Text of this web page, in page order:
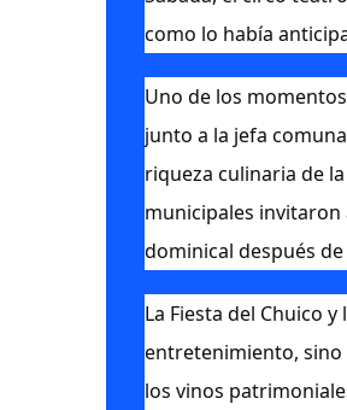
como lo había
Uno de los
junto a la jefa
riqueza culinaria de
municipales
dominical después
La Fiesta del Chuico
entretenimiento, sino
los vinos